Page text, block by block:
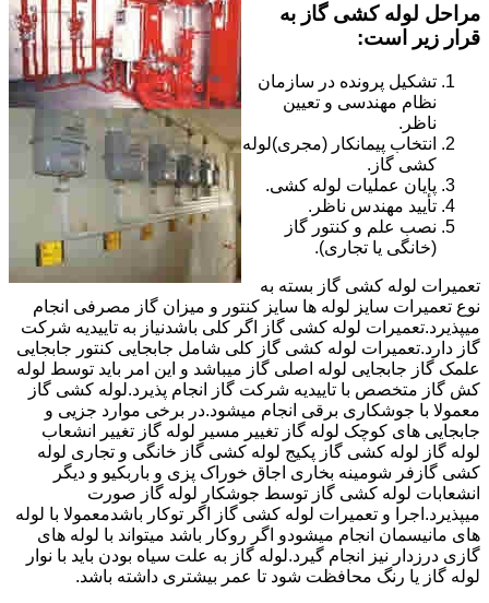
مراحل لوله کشی گاز به
قرار زیر است:
تشکیل پرونده در سازمان
نظام مهندسی و تعیین
ناظر.
انتخاب پیمانکار (مجری)لوله
کشی گاز.
پایان عملیات لوله کشی.
تأیید مهندس ناظر.
نصب علم و کنتور گاز
(خانگی یا تجاری).
تعمیرات لوله کشی گاز بسته به
نوع تعمیرات سایز لوله ها سایز کنتور و میزان گاز مصرفی انجام
میپذیرد.تعمیرات لوله کشی گاز اگر کلی باشدنیاز به تاییدیه شرکت
گاز دارد.تعمیرات لوله کشی گاز کلی شامل جابجایی کنتور جابجایی
علمک گاز جابجایی لوله اصلی گاز میباشد و این امر باید توسط لوله
کش گاز متخصص با تاییدیه شرکت گاز انجام پذیرد.لوله کشی گاز
معمولا با جوشکاری برقی انجام میشود.در برخی موارد جزیی و
جابجایی های کوچک لوله گاز تغییر مسیر لوله گاز تغییر انشعاب
لوله گاز لوله کشی گاز پکیج لوله کشی گاز خانگی و تجاری لوله
کشی گازفر شومینه بخاری اجاق خوراک پزی و باربکیو و دیگر
انشعابات لوله کشی گاز توسط جوشکار لوله گاز صورت
میپذیرد.اجرا و تعمیرات لوله کشی گاز اگر توکار باشدمعمولا با لوله
های مانیسمان انجام میشودو اگر روکار باشد میتواند با لوله های
گازی درزدار نیز انجام گیرد.لوله گاز به علت سیاه بودن باید با نوار
لوله گاز یا رنگ محافظت شود تا عمر بیشتری داشته باشد.